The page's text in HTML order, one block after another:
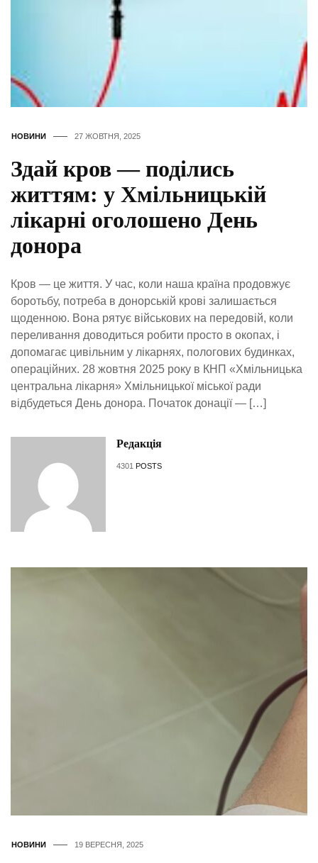
НОВИНИ 27 ЖОВТНЯ, 2025
Здай кров — поділись
життям: у Хмільницькій
лікарні оголошено День
донора
Кров — це життя. У час, коли наша країна продовжує
боротьбу, потреба в донорській крові залишається
щоденною. Вона рятує військових на передовій, коли
переливання доводиться робити просто в окопах, і
допомагає цивільним у лікарнях, пологових будинках,
операційних. 28 жовтня 2025 року в КНП «Хмільницька
центральна лікарня» Хмільницької міської ради
відбудеться День донора. Початок донації — […]
Редакція
4301 POSTS
НОВИНИ 19 ВЕРЕСНЯ, 2025